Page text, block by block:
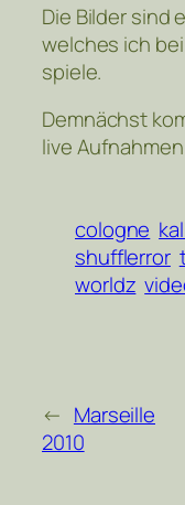
Die Bilder sind
welches ich
spiele.
Demnächst
live
cologne
shufflerror
worldz
← Marseille
2010